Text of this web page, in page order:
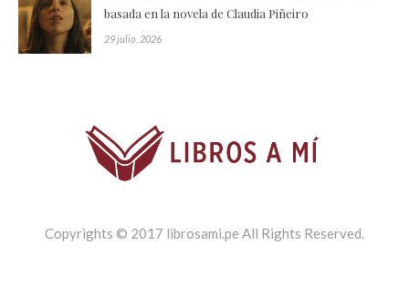
basada en la novela de Claudia Piñeiro
29 julio, 2026
Copyrights © 2017 librosami.pe All Rights Reserved.